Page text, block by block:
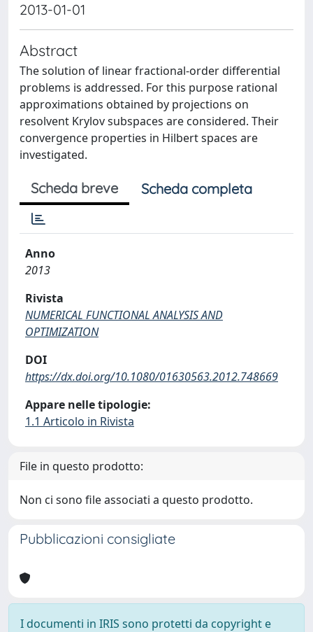
2013-01-01
Abstract
The solution of linear fractional-order differential
problems is addressed. For this purpose rational
approximations obtained by projections on
resolvent Krylov subspaces are considered. Their
convergence properties in Hilbert spaces are
investigated.
Scheda breve Scheda completa
Anno
2013
Rivista
NUMERICAL FUNCTIONAL ANALYSIS AND
OPTIMIZATION
DOI
https://dx.doi.org/10.1080/01630563.2012.748669
Appare nelle tipologie:
1.1 Articolo in Rivista
File in questo prodotto:
Non ci sono file associati a questo prodotto.
Pubblicazioni consigliate
I documenti in IRIS sono protetti da copyright e